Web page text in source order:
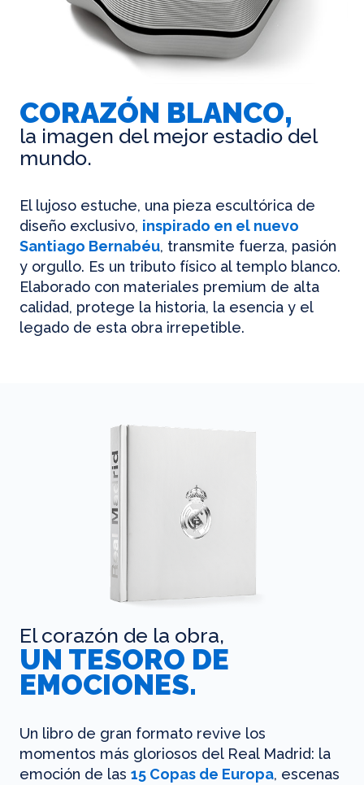
CORAZÓN BLANCO,
la imagen del mejor estadio del
mundo.
El lujoso estuche, una pieza escultórica de
diseño exclusivo, inspirado en el nuevo
Santiago Bernabéu, transmite fuerza, pasión
y orgullo. Es un tributo físico al templo blanco.
Elaborado con materiales premium de alta
calidad, protege la historia, la esencia y el
legado de esta obra irrepetible.
El corazón de la obra,
UN TESORO DE
EMOCIONES.
Un libro de gran formato revive los
momentos más gloriosos del Real Madrid: la
emoción de las 15 Copas de Europa, escenas